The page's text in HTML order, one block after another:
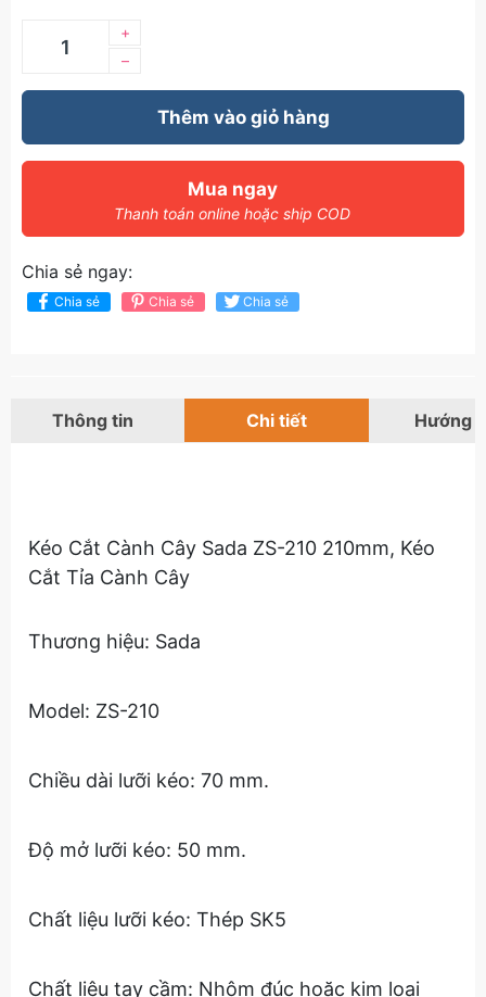
–
+
Thêm vào giỏ hàng
Mua ngay
Thanh toán online hoặc ship COD
Chia sẻ ngay:
Chia sẻ Chia sẻ Chia sẻ
Thông tin Chi tiết Hướng
Kéo Cắt Cành Cây Sada ZS-210 210mm, Kéo
Cắt Tỉa Cành Cây
Thương hiệu: Sada
Model: ZS-210
Chiều dài lưỡi kéo: 70 mm.
Độ mở lưỡi kéo: 50 mm.
Chất liệu lưỡi kéo: Thép SK5
Chất liệu tay cầm: Nhôm đúc hoặc kim loại